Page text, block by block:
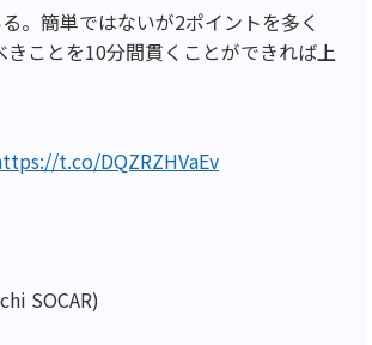
。簡単ではないが2ポイントを多く
ことを10分間貫くことができれば上
t.co/DQZRZHVaEv
SOCAR)